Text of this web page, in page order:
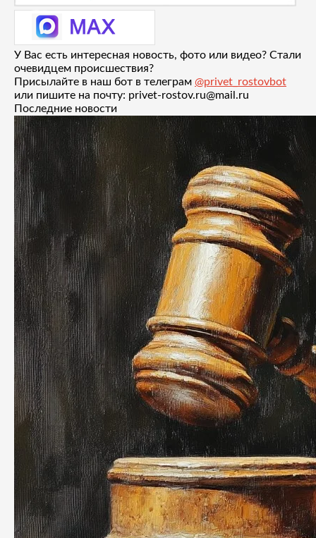
У Вас есть интересная новость, фото или видео? Стали
очевидцем происшествия?
Присылайте в наш бот в телеграм @privet_rostovbot
или пишите на почту: privet-rostov.ru@mail.ru
Последние новости